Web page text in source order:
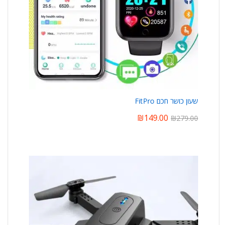
שעון כושר חכם FitPro
₪149.00 ₪279.00